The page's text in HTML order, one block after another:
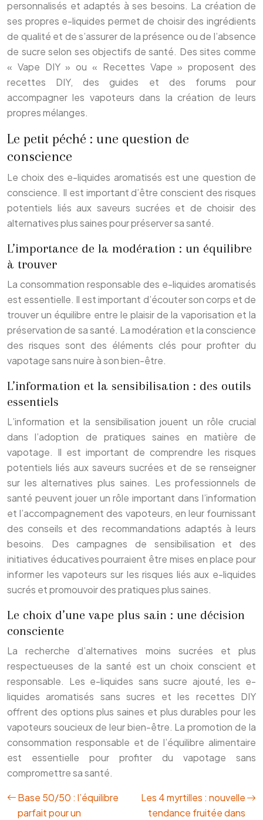
personnalisés et adaptés à ses besoins. La création de
ses propres e-liquides permet de choisir des ingrédients
de qualité et de s’assurer de la présence ou de l’absence
de sucre selon ses objectifs de santé. Des sites comme
« Vape DIY » ou « Recettes Vape » proposent des
recettes DIY, des guides et des forums pour
accompagner les vapoteurs dans la création de leurs
propres mélanges.
Le petit péché : une question de
conscience
Le choix des e-liquides aromatisés est une question de
conscience. Il est important d’être conscient des risques
potentiels liés aux saveurs sucrées et de choisir des
alternatives plus saines pour préserver sa santé.
L’importance de la modération : un équilibre
à trouver
La consommation responsable des e-liquides aromatisés
est essentielle. Il est important d’écouter son corps et de
trouver un équilibre entre le plaisir de la vaporisation et la
préservation de sa santé. La modération et la conscience
des risques sont des éléments clés pour profiter du
vapotage sans nuire à son bien-être.
L’information et la sensibilisation : des outils
essentiels
L’information et la sensibilisation jouent un rôle crucial
dans l’adoption de pratiques saines en matière de
vapotage. Il est important de comprendre les risques
potentiels liés aux saveurs sucrées et de se renseigner
sur les alternatives plus saines. Les professionnels de
santé peuvent jouer un rôle important dans l’information
et l’accompagnement des vapoteurs, en leur fournissant
des conseils et des recommandations adaptés à leurs
besoins. Des campagnes de sensibilisation et des
initiatives éducatives pourraient être mises en place pour
informer les vapoteurs sur les risques liés aux e-liquides
sucrés et promouvoir des pratiques plus saines.
Le choix d’une vape plus sain : une décision
consciente
La recherche d’alternatives moins sucrées et plus
respectueuses de la santé est un choix conscient et
responsable. Les e-liquides sans sucre ajouté, les e-
liquides aromatisés sans sucres et les recettes DIY
offrent des options plus saines et plus durables pour les
vapoteurs soucieux de leur bien-être. La promotion de la
consommation responsable et de l’équilibre alimentaire
est essentielle pour profiter du vapotage sans
compromettre sa santé.
Base 50/50 : l’équilibre
parfait pour un
Les 4 myrtilles : nouvelle
tendance fruitée dans